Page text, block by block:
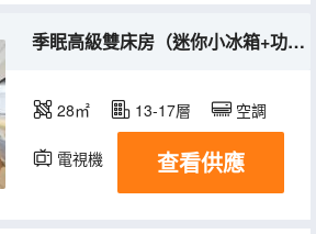
季眠高級雙床房（迷你小冰箱+功夫茶具+3M記憶枕）
28㎡ 13-17層 空調
電視機 冰箱
查看供應